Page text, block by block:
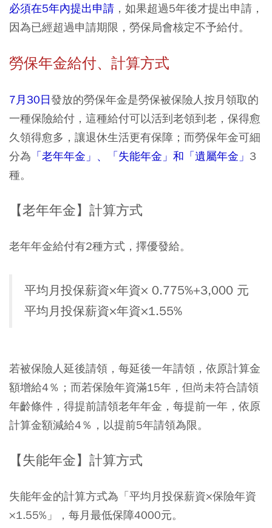
必須在5年內提出申請 ，如果超過5年後才提出申請，
因為已經超過申請期限，勞保局會核定不予給付。
勞保年金給付、計算方式
7月30日發放的勞保年金是勞保被保險人按月領取的
一種保險給付，這種給付可以活到老領到老，保得愈
久領得愈多，讓退休生活更有保障；而勞保年金可細
分為 「老年年金」、「失能年金」和「遺屬年金」 3
種。
【老年年金】計算方式
老年年金給付有2種方式，擇優發給。
平均月投保薪資×年資× 0.775%+3,000 元
平均月投保薪資×年資×1.55%
若被保險人延後請領，每延後一年請領，依原計算金
額增給4％；而若保險年資滿15年，但尚未符合請領
年齡條件，得提前請領老年年金，每提前一年，依原
計算金額減給4％，以提前5年請領為限。
【失能年金】計算方式
失能年金的計算方式為「平均月投保薪資×保險年資
×1.55%」，每月最低保障4000元。